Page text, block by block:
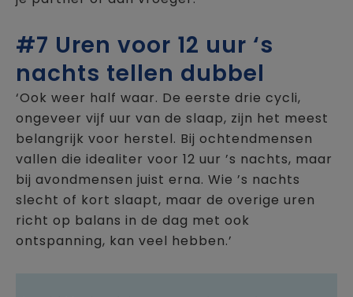
#7 Uren voor 12 uur ‘s
nachts tellen dubbel
‘Ook weer half waar. De eerste drie cycli,
ongeveer vijf uur van de slaap, zijn het meest
belangrijk voor herstel. Bij ochtendmensen
vallen die idealiter voor 12 uur ’s nachts, maar
bij avondmensen juist erna. Wie ’s nachts
slecht of kort slaapt, maar de overige uren
richt op balans in de dag met ook
ontspanning, kan veel hebben.’